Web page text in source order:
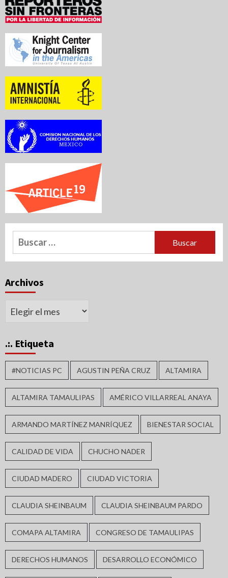
Buscar:
Archivos
Archivos
.:. Etiqueta
#NOTICIAS PC AGUSTIN PEÑA CRUZ ALTAMIRA
ALTAMIRA TAMAULIPAS AMÉRICO VILLARREAL ANAYA
ARMANDO MARTÍNEZ MANRÍQUEZ BIENESTAR SOCIAL
CALIDAD DE VIDA CHUCHO NADER
CIUDAD MADERO CIUDAD VICTORIA
CLAUDIA SHEINBAUM CLAUDIA SHEINBAUM PARDO
COMAPA ALTAMIRA CONGRESO DE TAMAULIPAS
DERECHOS HUMANOS DESARROLLO ECONÓMICO